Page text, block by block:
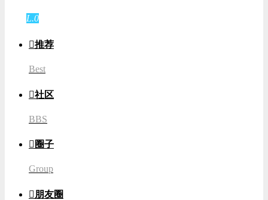
L.0
推荐
Best
社区
BBS
 圈子
Group
 朋友圈